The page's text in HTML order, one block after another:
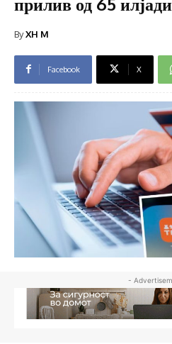
ByXH M
Facebook X
-